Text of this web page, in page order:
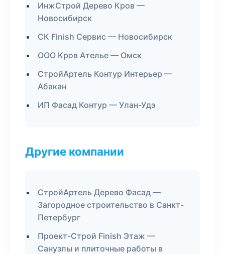
ИнжСтрой Дерево Кров —
Новосибирск
СК Finish Сервис — Новосибирск
ООО Кров Ателье — Омск
СтройАртель Контур Интерьер —
Абакан
ИП Фасад Контур — Улан-Удэ
Другие компании
СтройАртель Дерево Фасад —
Загородное строительство в Санкт-
Петербург
Проект-Строй Finish Этаж —
Санузлы и плиточные работы в